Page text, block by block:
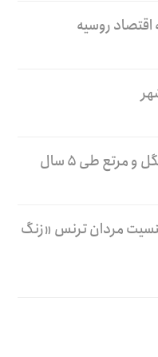
روسیه
مردان ترنس «زنگ